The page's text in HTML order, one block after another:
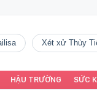
Xét xử Thùy
HẬU TRƯỜNG SỨC